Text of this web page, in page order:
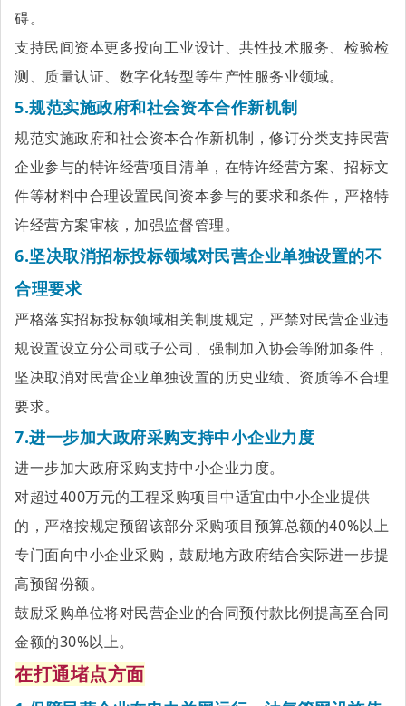
碍。
支持民间资本更多投向工业设计、共性技术服务、检验检
测、质量认证、数字化转型等生产性服务业领域。
5.规范实施政府和社会资本合作新机制
规范实施政府和社会资本合作新机制，修订分类支持民营
企业参与的特许经营项目清单，在特许经营方案、招标文
件等材料中合理设置民间资本参与的要求和条件，严格特
许经营方案审核，加强监督管理。
6.坚决取消招标投标领域对民营企业单独设置的不
合理要求
严格落实招标投标领域相关制度规定，严禁对民营企业违
规设置设立分公司或子公司、强制加入协会等附加条件，
坚决取消对民营企业单独设置的历史业绩、资质等不合理
要求。
7.进一步加大政府采购支持中小企业力度
进一步加大政府采购支持中小企业力度。
对超过400万元的工程采购项目中适宜由中小企业提供
的，严格按规定预留该部分采购项目预算总额的40%以上
专门面向中小企业采购，鼓励地方政府结合实际进一步提
高预留份额。
鼓励采购单位将对民营企业的合同预付款比例提高至合同
金额的30%以上。
在打通堵点方面